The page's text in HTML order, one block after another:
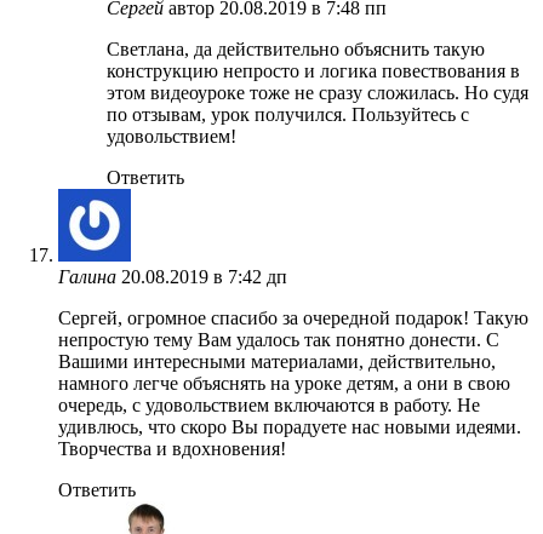
Сергей автор 20.08.2019 в 7:48 пп
Светлана, да действительно объяснить такую
конструкцию непросто и логика повествования в
этом видеоуроке тоже не сразу сложилась. Но судя
по отзывам, урок получился. Пользуйтесь с
удовольствием!
Ответить
Галина 20.08.2019 в 7:42 дп
Сергей, огромное спасибо за очередной подарок! Такую
непростую тему Вам удалось так понятно донести. С
Вашими интересными материалами, действительно,
намного легче объяснять на уроке детям, а они в свою
очередь, с удовольствием включаются в работу. Не
удивлюсь, что скоро Вы порадуете нас новыми идеями.
Творчества и вдохновения!
Ответить